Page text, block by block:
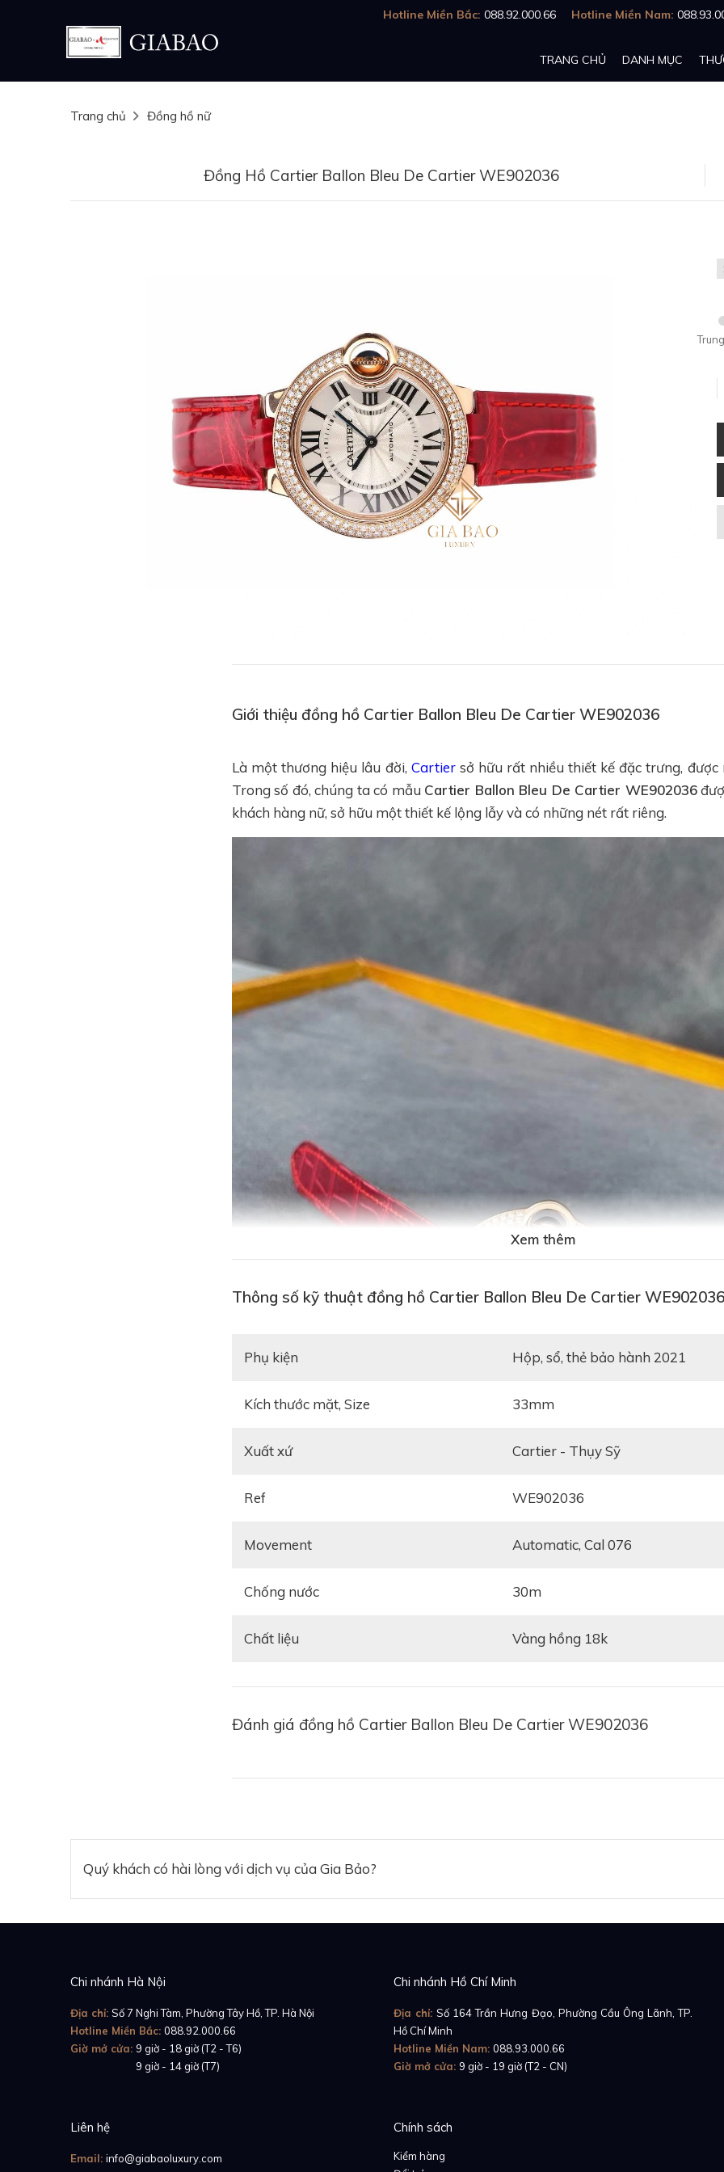
Hotline Miền Bắc: 088.92.000.66 Hotline Miền Nam:
TRANG CHỦ DANH MỤC
Trang chủ Đồng hồ nữ
Đồng Hồ Cartier Ballon Bleu De Cartier WE902036
Giới thiệu đồng hồ Cartier Ballon Bleu De Cartier WE902036
Là một thương hiệu lâu đời, Cartiersở hữu rất nhiều thiết kế đặc trưng, được
Trong số đó, chúng ta có mẫu Cartier Ballon Bleu De Cartier WE902036
khách hàng nữ, sở hữu một thiết kế lộng lẫy và có những nét rất riêng.
Chưa cần nhìn vào bộ vỏ, đập vào mắt người đối diện chính là sợi dây bằng
sặc sỡ. Với dòng đồng hồ nữ, các thương hiệu có thể thoải mái hơn, tự do
màu sắc. Không chỉ là sợi dây da nâu hay đen nhàm chán, thiết kế này có
Xem thêm
Thông số kỹ thuật đồng hồ Cartier Ballon Bleu De Cartier WE902036
Phụ kiện hộp, sổ, thẻ bảo hành 2021
Kích thước mặt, Size 33mm
Xuất xứ Cartier - Thụy Sỹ
Ref WE902036
Movement automatic, Cal 076
Chống nước 30m
Chất liệu vàng hồng 18k
Đánh giá đồng hồ Cartier Ballon Bleu De Cartier WE902036
Quý khách có hài lòng với dịch vụ của Gia Bảo?
Chi nhánh Hà Nội
Địa chỉ: Số 7 Nghi Tàm, Phường Tây Hồ, TP. Hà Nội
Hotline Miền Bắc: 088.92.000.66
Giờ mở cửa: 9 giờ - 18 giờ (T2 - T6)
9 giờ - 14 giờ (T7)
Chi nhánh Hồ Chí Minh
Địa chỉ:Số 164 Trần Hưng Đạo, Phường Cầu Ông Lãnh, TP.
Hồ Chí Minh
Hotline Miền Nam: 088.93.000.66
Giờ mở cửa: 9 giờ - 19 giờ (T2 - CN)
Liên hệ
Email: info@giabaoluxury.com
Chính sách
Kiểm hàng